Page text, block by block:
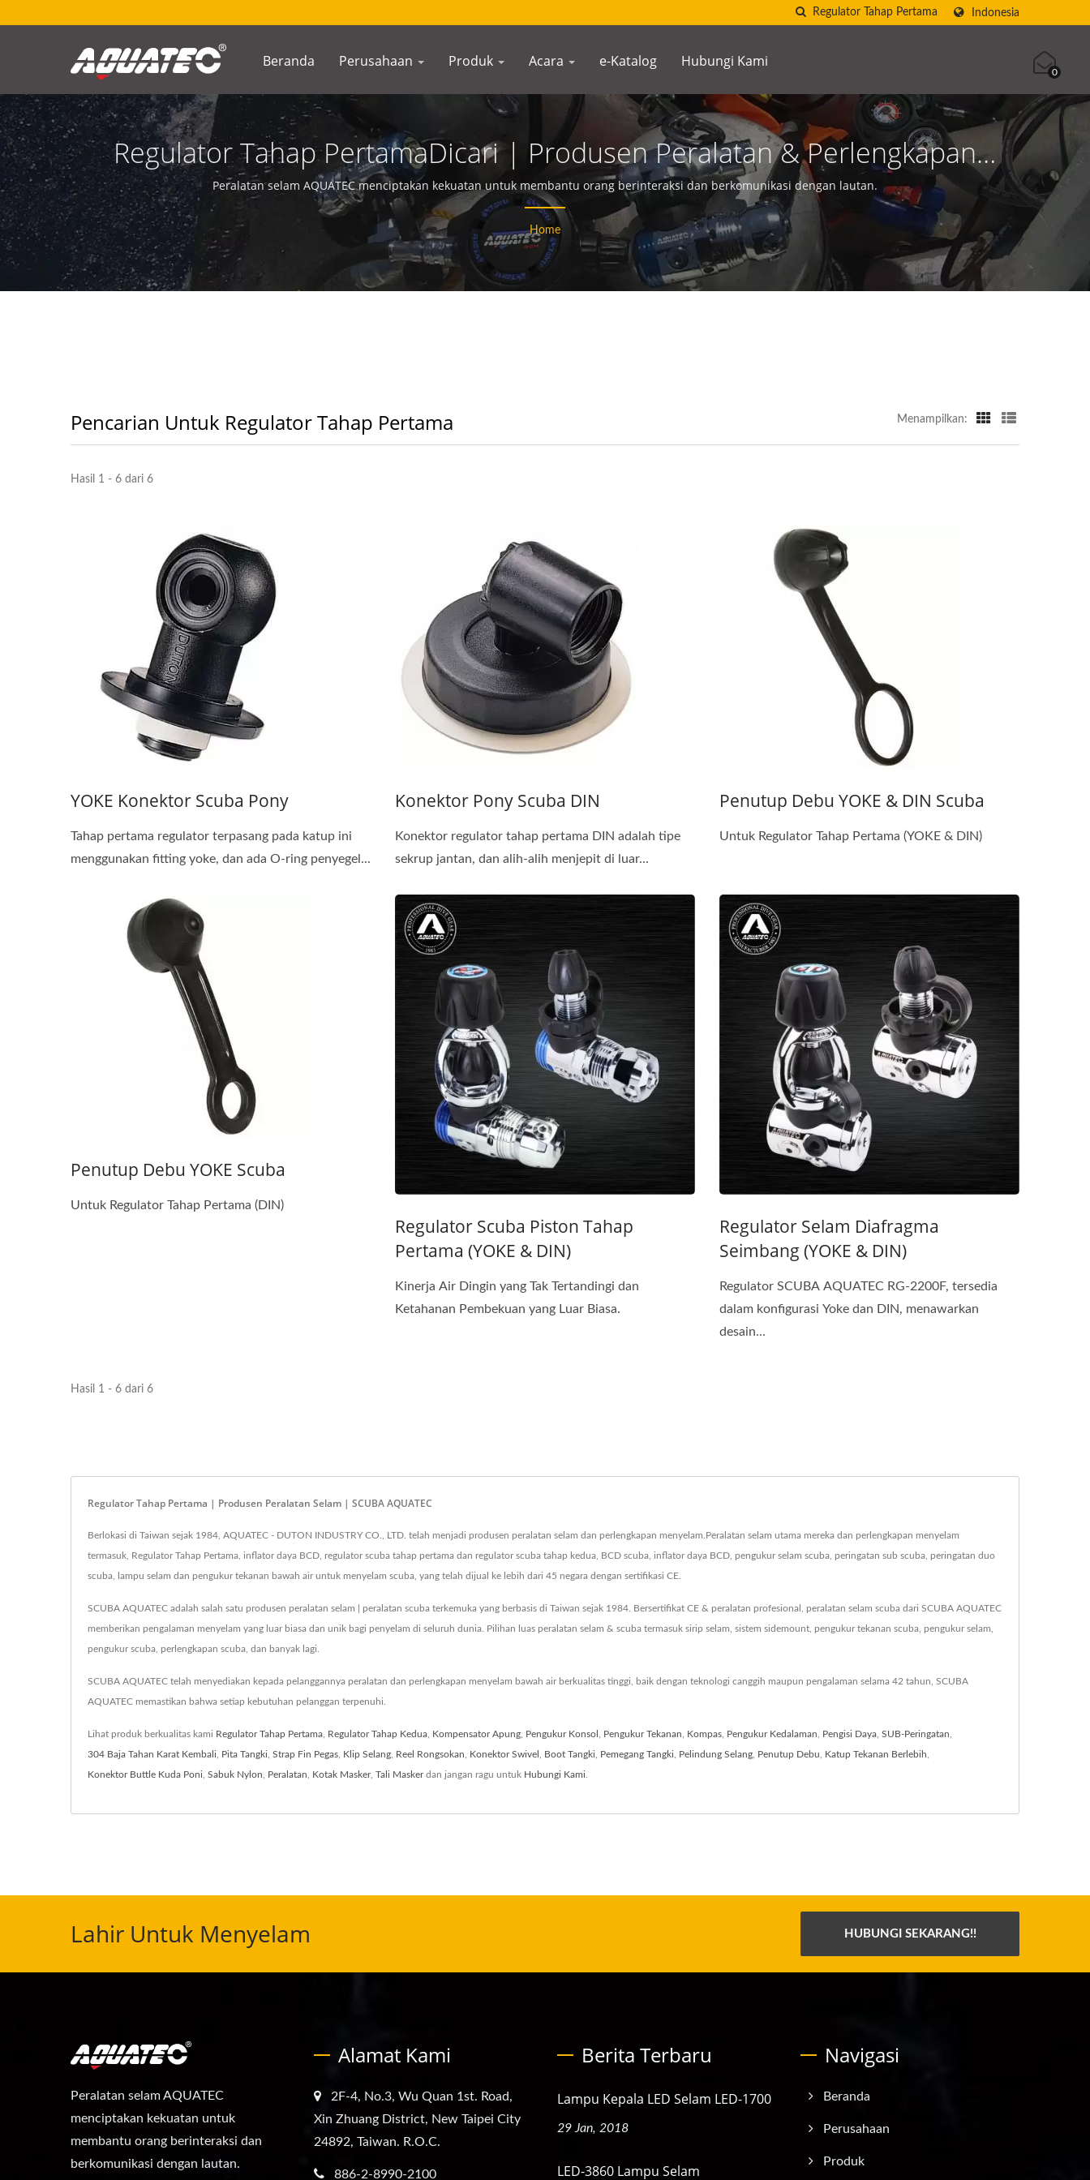
Indonesia
Beranda Perusahaan Produk Acara e-Katalog Hubungi Kami
0
Regulator Tahap PertamaDicari | Produsen Peralatan & Perlengkapan
Scuba Selama Lebih Dari 40 Tahun | SCUBA AQUATEC
Peralatan selam AQUATEC menciptakan kekuatan untuk membantu orang berinteraksi dan berkomunikasi dengan lautan.
Home
Pencarian Untuk Regulator Tahap Pertama Menampilkan:
Hasil 1 - 6 dari 6
YOKE Konektor Scuba Pony
Tahap pertama regulator terpasang pada katup ini
menggunakan fitting yoke, dan ada O-ring penyegel...
Konektor Pony Scuba DIN
Konektor regulator tahap pertama DIN adalah tipe
sekrup jantan, dan alih-alih menjepit di luar...
Penutup Debu YOKE & DIN Scuba
Untuk Regulator Tahap Pertama (YOKE & DIN)
Penutup Debu YOKE Scuba
Untuk Regulator Tahap Pertama (DIN)
Regulator Scuba Piston Tahap
Pertama (YOKE & DIN)
Kinerja Air Dingin yang Tak Tertandingi dan
Ketahanan Pembekuan yang Luar Biasa.
Regulator Selam Diafragma
Seimbang (YOKE & DIN)
Regulator SCUBA AQUATEC RG-2200F, tersedia
dalam konfigurasi Yoke dan DIN, menawarkan
desain...
Hasil 1 - 6 dari 6
Regulator Tahap Pertama | Produsen Peralatan Selam | SCUBA AQUATEC
Berlokasi di Taiwan sejak 1984, AQUATEC - DUTON INDUSTRY CO., LTD. telah menjadi produsen peralatan selam dan perlengkapan menyelam.Peralatan selam utama mereka dan perlengkapan menyelam
termasuk, Regulator Tahap Pertama, inflator daya BCD, regulator scuba tahap pertama dan regulator scuba tahap kedua, BCD scuba, inflator daya BCD, pengukur selam scuba, peringatan sub scuba, peringatan duo
scuba, lampu selam dan pengukur tekanan bawah air untuk menyelam scuba, yang telah dijual ke lebih dari 45 negara dengan sertifikasi CE.
SCUBA AQUATEC adalah salah satu produsen peralatan selam | peralatan scuba terkemuka yang berbasis di Taiwan sejak 1984. Bersertifikat CE & peralatan profesional, peralatan selam scuba dari SCUBA AQUATEC
memberikan pengalaman menyelam yang luar biasa dan unik bagi penyelam di seluruh dunia. Pilihan luas peralatan selam & scuba termasuk sirip selam, sistem sidemount, pengukur tekanan scuba, pengukur selam,
pengukur scuba, perlengkapan scuba, dan banyak lagi.
SCUBA AQUATEC telah menyediakan kepada pelanggannya peralatan dan perlengkapan menyelam bawah air berkualitas tinggi, baik dengan teknologi canggih maupun pengalaman selama 42 tahun, SCUBA
AQUATEC memastikan bahwa setiap kebutuhan pelanggan terpenuhi.
Lihat produk berkualitas kami Regulator Tahap Pertama Regulator Tahap Kedua Kompensator Apung Pengukur Konsol Pengukur Tekanan Kompas Pengukur Kedalaman Pengisi Daya SUB-Peringatan
304 Baja Tahan Karat Kembali Pita Tangki Strap Fin Pegas Klip Selang Reel Rongsokan Konektor Swivel Boot Tangki Pemegang Tangki Pelindung Selang Penutup Debu Katup Tekanan Berlebih
Konektor Buttle Kuda Poni Sabuk Nylon Peralatan Kotak Masker, Tali Maskerdan jangan ragu untuk Hubungi Kami
Lahir Untuk Menyelam HUBUNGI SEKARANG!!
Peralatan selam AQUATEC
menciptakan kekuatan untuk
membantu orang berinteraksi dan
berkomunikasi dengan lautan.
Alamat Kami
2F-4, No.3, Wu Quan 1st. Road,
Xin Zhuang District, New Taipei City
24892, Taiwan. R.O.C.
886-2-8990-2100
Berita Terbaru
Lampu Kepala LED Selam LED-1700
29 Jan, 2018
LED-3860 Lampu Selam
Navigasi
Beranda
Perusahaan
Produk